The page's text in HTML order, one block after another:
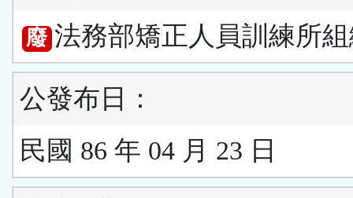
廢 法務部矯正人員訓練所
公發布日：
民國 86 年 04 月 23 日